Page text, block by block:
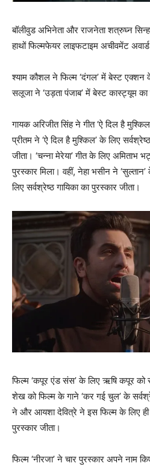
बॉलीवुड अभिनेता और राजनेता शत्रुघ्न
हाथों फिल्मफेयर लाइफटाइम अचीवमेंट
श्याम कौशल ने फिल्म ‘दंगल’ में बेस्ट एक्शन
सलूजा ने ‘उड़ता पंजाब’ में बेस्ट कास्ट्यूम का
गायक अरिजीत सिंह ने गीत ‘ऐ दिल है
प्रीतम ने ‘ऐ दिल है मुश्किल’ के लिए
जीता। ‘चन्ना मेरेया’ गीत के लिए अमिताभ
पुरस्कार मिला। वहीं, नेहा भसीन ने
लिए सर्वश्रेष्ठ गायिका का पुरस्कार जीता।
फिल्म ‘कपूर एंड संस’ के लिए ऋषि कपूर को
शेख को फिल्म के गाने ‘कर गई चुल’ के
ने और आयशा देवित्रे ने इस फिल्म के लिए
पुरस्कार जीता।
फिल्म ‘नीरजा’ ने चार पुरस्कार अपने नाम